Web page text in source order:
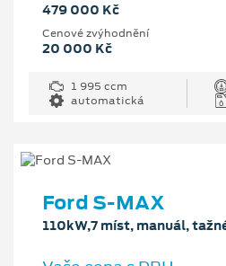
479 000 Kč
Cenové zvýhodnění
20 000 Kč
1 995 ccm
automatická
Ford S-MAX
110kW,7 míst, manuál,